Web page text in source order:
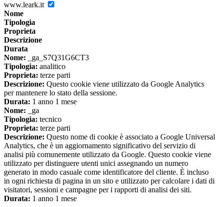
www.leark.it
Nome
Tipologia
Proprieta
Descrizione
Durata
Nome: _ga_S7Q31G6CT3
Tipologia: analitico
Proprieta: terze parti
Descrizione: Questo cookie viene utilizzato da Google Analytics
per mantenere lo stato della sessione.
Durata: 1 anno 1 mese
Nome: _ga
Tipologia: tecnico
Proprieta: terze parti
Descrizione: Questo nome di cookie è associato a Google Universal
Analytics, che è un aggiornamento significativo del servizio di
analisi più comunemente utilizzato da Google. Questo cookie viene
utilizzato per distinguere utenti unici assegnando un numero
generato in modo casuale come identificatore del cliente. È incluso
in ogni richiesta di pagina in un sito e utilizzato per calcolare i dati di
visitatori, sessioni e campagne per i rapporti di analisi dei siti.
Durata: 1 anno 1 mese